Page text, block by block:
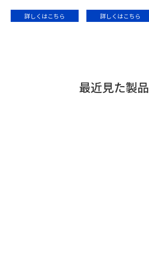
詳しくはこちら 詳しくはこちら
最近見た製品